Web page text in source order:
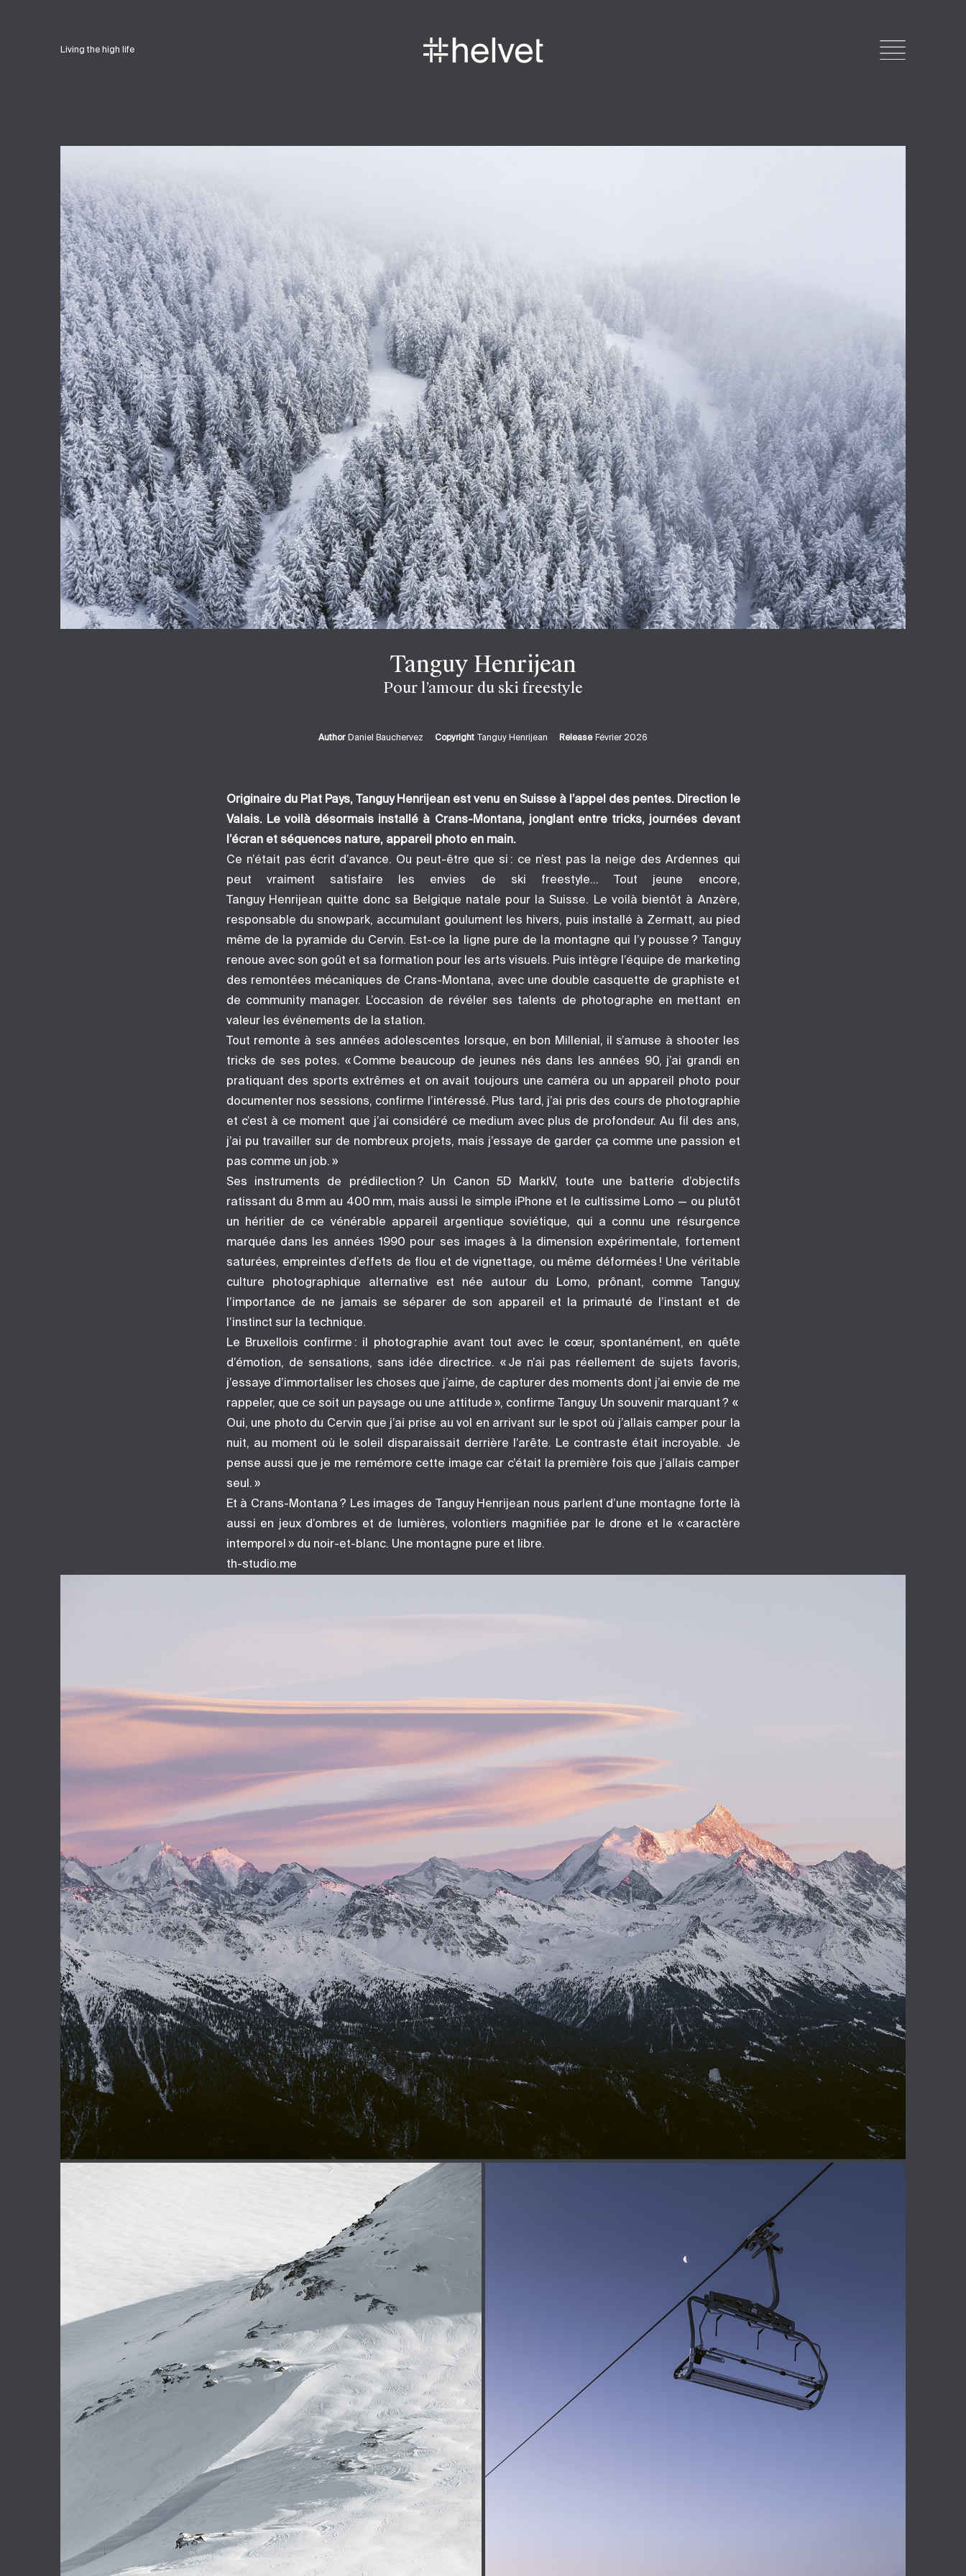
Living the high life
Tanguy Henrijean
Pour l’amour du ski freestyle
Author Daniel Bauchervez Copyright Tanguy Henrijean Release Février 2026
Originaire du Plat Pays, Tanguy Henrijean est venu en Suisse à l’appel des pentes. Direction le
Valais. Le voilà désormais installé à Crans-Montana, jonglant entre tricks, journées devant
l’écran et séquences nature, appareil photo en main.
Ce n’était pas écrit d’avance. Ou peut-être que si : ce n’est pas la neige des Ardennes qui
peut vraiment satisfaire les envies de ski freestyle… Tout jeune encore,
Tanguy Henrijean quitte donc sa Belgique natale pour la Suisse. Le voilà bientôt à Anzère,
responsable du snowpark, accumulant goulument les hivers, puis installé à Zermatt, au pied
même de la pyramide du Cervin. Est-ce la ligne pure de la montagne qui l’y pousse ? Tanguy
renoue avec son goût et sa formation pour les arts visuels. Puis intègre l’équipe de marketing
des remontées mécaniques de Crans-Montana, avec une double casquette de graphiste et
de community manager. L’occasion de révéler ses talents de photographe en mettant en
valeur les événements de la station.
Tout remonte à ses années adolescentes lorsque, en bon Millenial, il s’amuse à shooter les
tricks de ses potes. « Comme beaucoup de jeunes nés dans les années 90, j’ai grandi en
pratiquant des sports extrêmes et on avait toujours une caméra ou un appareil photo pour
documenter nos sessions, confirme l’intéressé. Plus tard, j’ai pris des cours de photographie
et c’est à ce moment que j’ai considéré ce medium avec plus de profondeur. Au fil des ans,
j’ai pu travailler sur de nombreux projets, mais j’essaye de garder ça comme une passion et
pas comme un job. »
Ses instruments de prédilection ? Un Canon 5D MarkIV, toute une batterie d’objectifs
ratissant du 8 mm au 400 mm, mais aussi le simple iPhone et le cultissime Lomo — ou plutôt
un héritier de ce vénérable appareil argentique soviétique, qui a connu une résurgence
marquée dans les années 1990 pour ses images à la dimension expérimentale, fortement
saturées, empreintes d’effets de flou et de vignettage, ou même déformées ! Une véritable
culture photographique alternative est née autour du Lomo, prônant, comme Tanguy,
l’importance de ne jamais se séparer de son appareil et la primauté de l’instant et de
l’instinct sur la technique.
Le Bruxellois confirme : il photographie avant tout avec le cœur, spontanément, en quête
d’émotion, de sensations, sans idée directrice. « Je n’ai pas réellement de sujets favoris,
j’essaye d’immortaliser les choses que j’aime, de capturer des moments dont j’ai envie de me
rappeler, que ce soit un paysage ou une attitude », confirme Tanguy. Un souvenir marquant ? «
Oui, une photo du Cervin que j’ai prise au vol en arrivant sur le spot où j’allais camper pour la
nuit, au moment où le soleil disparaissait derrière l’arête. Le contraste était incroyable. Je
pense aussi que je me remémore cette image car c’était la première fois que j’allais camper
seul. »
Et à Crans-Montana ? Les images de Tanguy Henrijean nous parlent d’une montagne forte là
aussi en jeux d’ombres et de lumières, volontiers magnifiée par le drone et le « caractère
intemporel » du noir-et-blanc. Une montagne pure et libre.
th-studio.me